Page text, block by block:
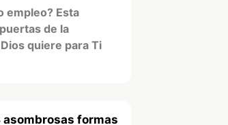
empleo? Esta
de la
quiere para Ti
asombrosas formas